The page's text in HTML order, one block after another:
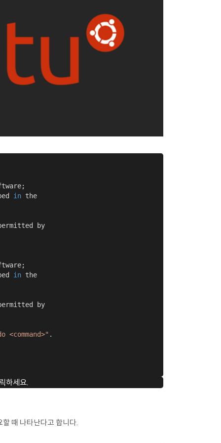
in the
permitted by
in the
permitted by
<command>" .
하세요.
때 나타난다고 합니다.